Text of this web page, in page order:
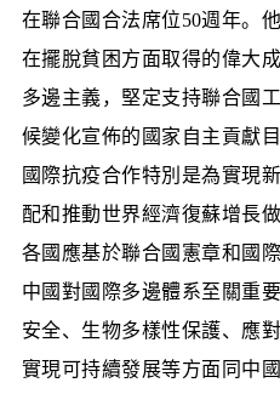
在聯合國合法席位50週年。
在擺脫貧困方面取得的偉大
多邊主義，堅定支持聯合國
候變化宣佈的國家自主貢獻
國際抗疫合作特別是為實現
配和推動世界經濟復蘇增長
各國應基於聯合國憲章和國
中國對國際多邊體系至關重
安全、生物多樣性保護、應
實現可持續發展等方面同中